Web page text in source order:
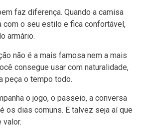
faz diferença. Quando a camisa
com o seu estilo e fica confortável,
armário.
não é a mais famosa nem a mais
consegue usar com naturalidade,
peça o tempo todo.
o jogo, o passeio, a conversa
os dias comuns. E talvez seja aí que
valor.